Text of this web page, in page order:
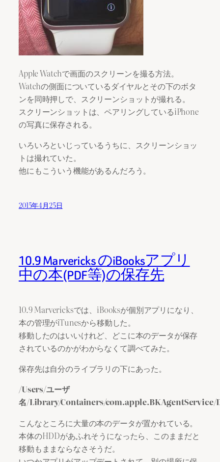
Apple Watchで画面のスクリーンを撮る方法。
Watchの側面についているダイヤルとその下のボタ
ンを同時押しで、スクリーンショットが撮れる。
スクリーンショットは、ペアリングしているiPhone
の写真に保存される。
いろいろといじっているうちに、スクリーンショッ
トは撮れていた。
他にもこういう機能があるんだろう。
2015年4月25日
10.9 Marvericks のiBooksアプリ
中の本(PDF等)の保存先
10.9 Marvericksでは、iBooksが個別アプリになり、
本の管理がiTunesから移動した。
移動したのはいいけれど、どこに本のデータが保存
されているのかがわからなくて調べてみた。
保存先は自分のライブラリの下にあった。
/Users/ユーザ
名/Library/Containers/
こんなところに大量の本のデータが置かれている。
本体のHDDがあふれそうになったら、このままだと
移動もままならなさそうだ。